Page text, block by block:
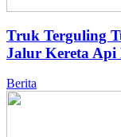
Truk Terguling
Jalur Kereta Api
Berita